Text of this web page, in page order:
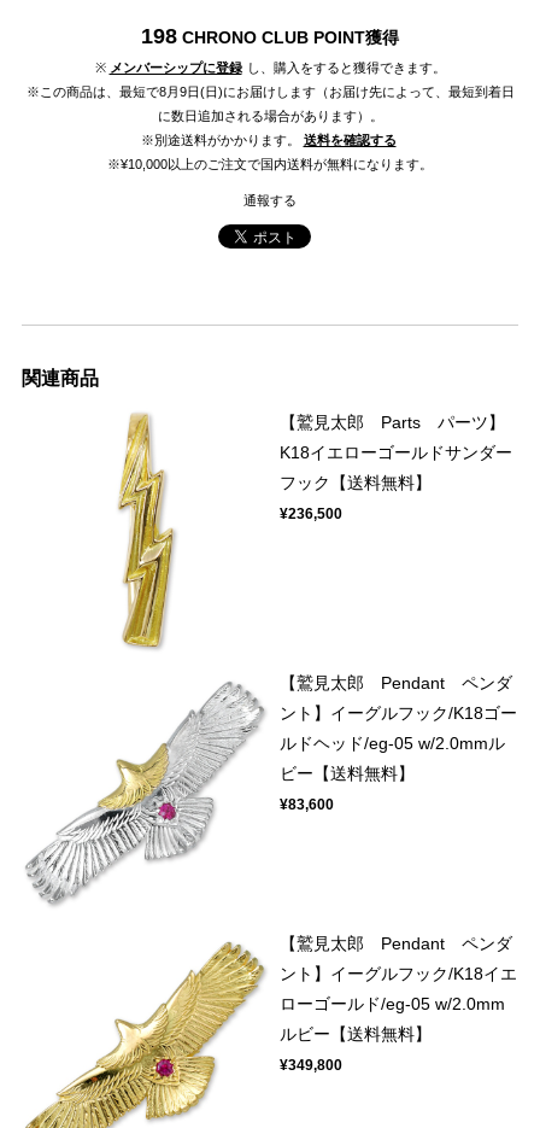
198 CHRONO CLUB POINT獲得
※ メンバーシップに登録 し、購入をすると獲得できます。
※この商品は、最短で8月9日(日)にお届けします（お届け先によって、最短到着日
に数日追加される場合があります）。
※別途送料がかかります。
送料を確認する
※¥10,000以上のご注文で国内送料が無料になります。
通報する
関連商品
【鷲見太郎 Parts パーツ】
K18イエローゴールドサンダー
フック【送料無料】
¥236,500
【鷲見太郎 Pendant ペンダ
ント】イーグルフック/K18ゴー
ルドヘッド/eg-05 w/2.0mmル
ビー【送料無料】
¥83,600
【鷲見太郎 Pendant ペンダ
ント】イーグルフック/K18イエ
ローゴールド/eg-05 w/2.0mm
ルビー【送料無料】
¥349,800